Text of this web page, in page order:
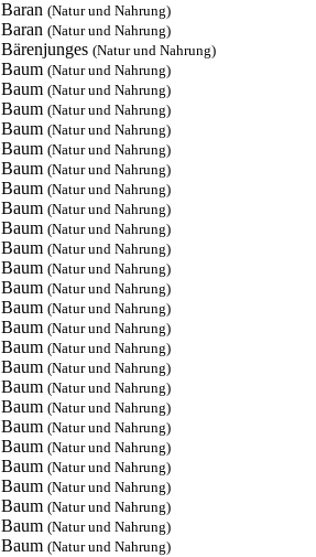
Baran (Natur und Nahrung)
Baran (Natur und Nahrung)
Bärenjunges (Natur und Nahrung)
Baum (Natur und Nahrung)
Baum (Natur und Nahrung)
Baum (Natur und Nahrung)
Baum (Natur und Nahrung)
Baum (Natur und Nahrung)
Baum (Natur und Nahrung)
Baum (Natur und Nahrung)
Baum (Natur und Nahrung)
Baum (Natur und Nahrung)
Baum (Natur und Nahrung)
Baum (Natur und Nahrung)
Baum (Natur und Nahrung)
Baum (Natur und Nahrung)
Baum (Natur und Nahrung)
Baum (Natur und Nahrung)
Baum (Natur und Nahrung)
Baum (Natur und Nahrung)
Baum (Natur und Nahrung)
Baum (Natur und Nahrung)
Baum (Natur und Nahrung)
Baum (Natur und Nahrung)
Baum (Natur und Nahrung)
Baum (Natur und Nahrung)
Baum (Natur und Nahrung)
Baum (Natur und Nahrung)